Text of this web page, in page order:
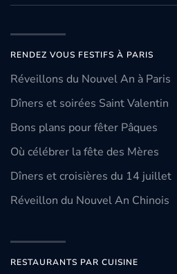
RENDEZ VOUS FESTIFS À PARIS
Réveillons du Nouvel An à Paris
Dîners et soirées Saint Valentin
Bons plans pour fêter Pâques
Où célébrer la fête des Mères
Dîners et croisières du 14 juillet
Réveillon du Nouvel An Chinois
RESTAURANTS PAR CUISINE